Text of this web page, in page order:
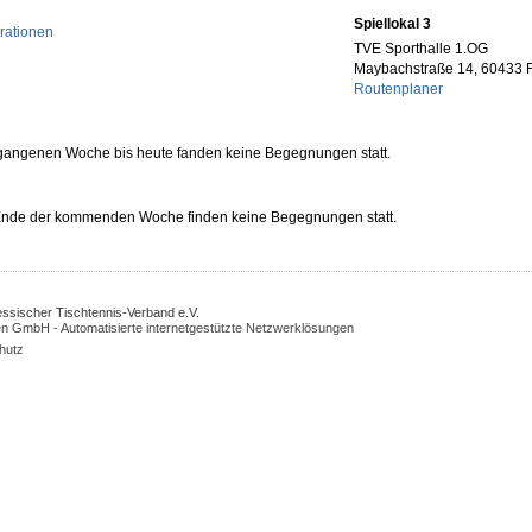
Spiellokal 3
TVE Sporthalle 1.OG
Maybachstraße 14, 60433
Routenplaner
Woche bis heute fanden keine Begegnungen statt.
der kommenden Woche finden keine Begegnungen statt.
Tischtennis-Verband e.V.
GmbH - Automatisierte internetgestützte Netzwerklösungen